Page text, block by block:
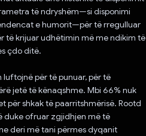
të ndryshëm—si disponimi
e humorit—për të rregulluar
të krijuar udhëtimin më me ndikim të
çdo ditë.
për të punuar, për të
jetë të kënaqshme. Mbi 66% nuk
për shkak të paarritshmërisë. Rootd
duke ofruar zgjidhjen më të
deri më tani përmes dyqanit